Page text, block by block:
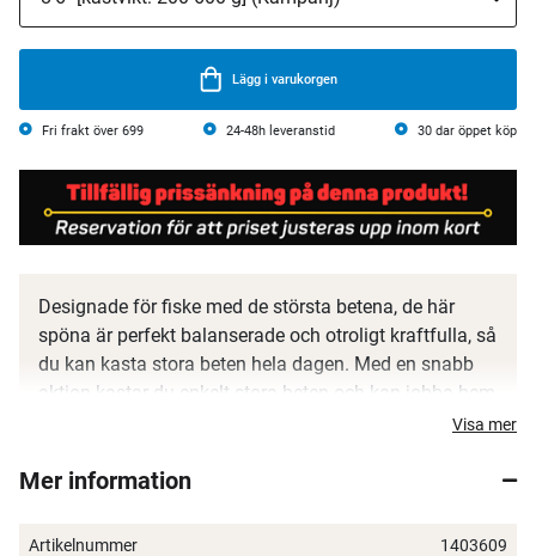
Lägg i varukorgen
Fri frakt över 699 24-48h leveranstid 30 dar öppet köp
Designade för fiske med de största betena, de här
spöna är perfekt balanserade och otroligt kraftfulla, så
du kan kasta stora beten hela dagen. Med en snabb
aktion kastar du enkelt stora beten och kan jobba hem
med SeaGuide-spöringar, Fuji-rullfäste och handtag i
marknaden.
Visa mer
Mer information
Artikelnummer 1403609